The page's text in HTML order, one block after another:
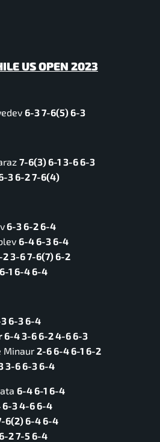
US OPEN 2023
6-3 7-6(5) 6-3
7-6(3) 6-1 3-6 6-3
3 6-2 7-6(4)
6-3 6-2 6-4
6-4 6-3 6-4
2 3-6 7-6(7) 6-2
6-1 6-4 6-4
6-3 6-4
6-4 3-6 6-2 4-6 6-3
Minaur 2-6 6-4 6-1 6-2
3-6 6-3 6-4
6-4 6-1 6-4
6-3 4-6 6-4
6(2) 6-4 6-4
2 7-5 6-4